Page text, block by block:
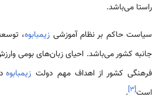
راستا می‌باشد.
سیاست حاکم بر نظام آموزشی زیمبابوه،
جانبه کشور می‌باشد. احیای زبان‌های بومی
فرهنگی کشور از اهداف مهم دولت زیمبابوه
است[۳]
.